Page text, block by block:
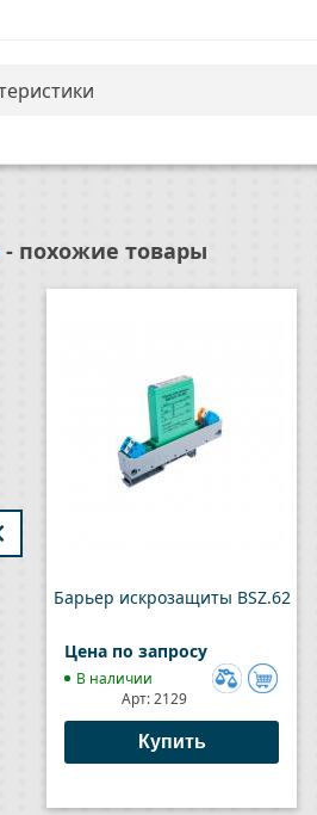
- похожие товары
Барьер искрозащиты BSZ.62
Цена по запросу
сравнению
В наличии
Арт:2129
Купить